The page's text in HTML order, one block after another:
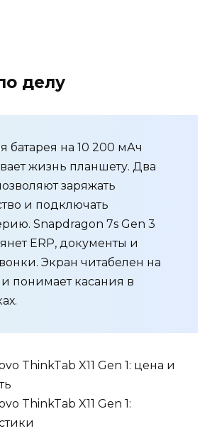
делу
батарея на 10 200 мАч
жизнь планшету. Два
заряжать
и подключать
Snapdragon 7s Gen 3
ERP, документы и
Экран читабелен на
понимает касания в
ThinkTab X11 Gen 1: цена и
ThinkTab X11 Gen 1: